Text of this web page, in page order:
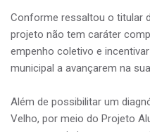
Conforme ressaltou o titular
projeto não tem caráter
empenho coletivo e
municipal a avançarem na
Além de possibilitar um
Velho, por meio do Projeto